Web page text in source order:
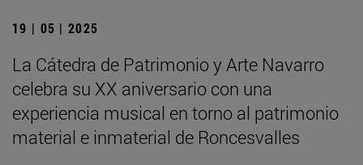
19 | 05 | 2025
La Cátedra de Patrimonio y Arte Navarro
celebra su XX aniversario con una
experiencia musical en torno al patrimonio
material e inmaterial de Roncesvalles